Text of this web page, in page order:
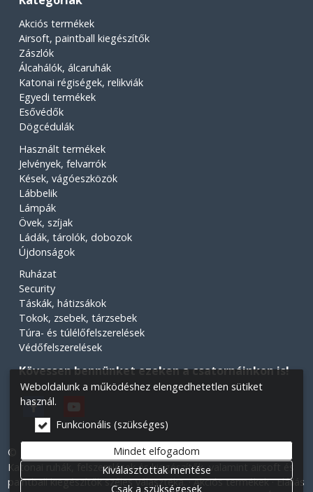
Akciós termékek
Airsoft, paintball kiegészítők
Zászlók
Álcahálók, álcaruhák
Katonai régiségek, relikviák
Egyedi termékek
Esővédők
Dögcédulák
Használt termékek
Jelvények, felvarrók
Kések, vágóeszközök
Lábbelik
Lámpák
Övek, szíjak
Ládák, tárolók, dobozok
Újdonságok
Ruházat
Security
Táskák, hátizsákok
Tokok, zsebek, tárzsebek
Túra- és túlélőfelszerelések
Védőfelszerelések
Kövessen bennünket ezeken a csatornáinkon is!
© 2026 Minden jog fenntartva! Légiós Military webáruház.
Katonai ruhák, felszerelések és kiegészítők, valamint airsoft és
paintball kiegészítők széles választéka. Akciós termékek Elállás
Weboldalunk a működéshez elengedhetetlen sütiket
használ.
Funkcionális (szükséges)
Mindet elfogadom
Kiválasztottak mentése
Csak a szükségesek